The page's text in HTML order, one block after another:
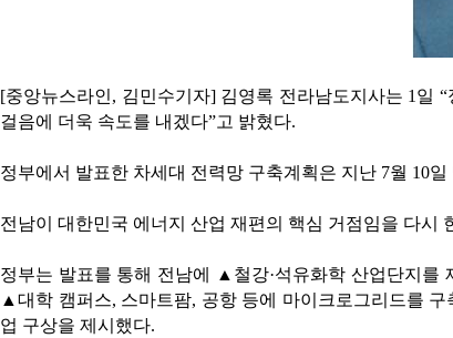
[중앙뉴스라인, 김민수기자] 김영록 전라남도지사는 1일
걸음에 더욱 속도를 내겠다”고 밝혔다.
정부에서 발표한 차세대 전력망 구축계획은 지난 7월 10
전남이 대한민국 에너지 산업 재편의 핵심 거점임을 다시
정부는 발표를 통해 전남에 ▲철강·석유화학 산업단지를
▲대학 캠퍼스, 스마트팜, 공항 등에 마이크로그리드를
업 구상을 제시했다.